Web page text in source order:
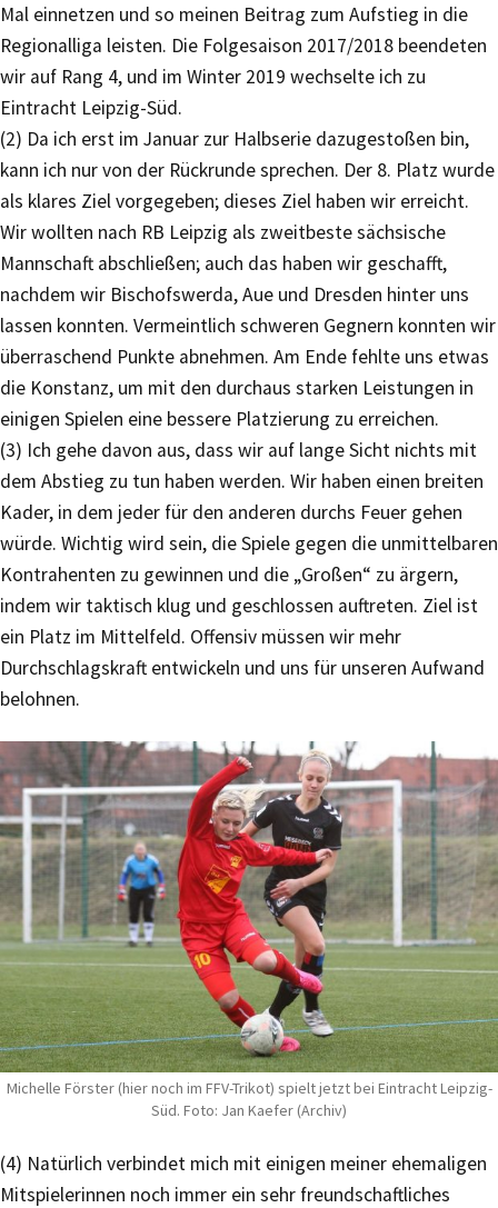
Mal einnetzen und so meinen Beitrag zum Aufstieg in die
Regionalliga leisten. Die Folgesaison 2017/2018 beendeten
wir auf Rang 4, und im Winter 2019 wechselte ich zu
Eintracht Leipzig-Süd.
(2) Da ich erst im Januar zur Halbserie dazugestoßen bin,
kann ich nur von der Rückrunde sprechen. Der 8. Platz wurde
als klares Ziel vorgegeben; dieses Ziel haben wir erreicht.
Wir wollten nach RB Leipzig als zweitbeste sächsische
Mannschaft abschließen; auch das haben wir geschafft,
nachdem wir Bischofswerda, Aue und Dresden hinter uns
lassen konnten. Vermeintlich schweren Gegnern konnten wir
überraschend Punkte abnehmen. Am Ende fehlte uns etwas
die Konstanz, um mit den durchaus starken Leistungen in
einigen Spielen eine bessere Platzierung zu erreichen.
(3) Ich gehe davon aus, dass wir auf lange Sicht nichts mit
dem Abstieg zu tun haben werden. Wir haben einen breiten
Kader, in dem jeder für den anderen durchs Feuer gehen
würde. Wichtig wird sein, die Spiele gegen die unmittelbaren
Kontrahenten zu gewinnen und die „Großen“ zu ärgern,
indem wir taktisch klug und geschlossen auftreten. Ziel ist
ein Platz im Mittelfeld. Offensiv müssen wir mehr
Durchschlagskraft entwickeln und uns für unseren Aufwand
belohnen.
Michelle Förster (hier noch im FFV-Trikot) spielt jetzt bei Eintracht Leipzig-
Süd. Foto: Jan Kaefer (Archiv)
(4) Natürlich verbindet mich mit einigen meiner ehemaligen
Mitspielerinnen noch immer ein sehr freundschaftliches